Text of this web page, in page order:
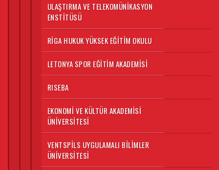
ULAŞTIRMA VE TELEKOMÜNIKASYON
ENSTITÜSÜ
RIGA HUKUK YÜKSEK EĞITIM OKULU
LETONYA SPOR EĞITIM AKADEMISI
RISEBA
EKONOMI VE KÜLTÜR AKADEMISI
ÜNIVERSITESI
VENTSPILS UYGULAMALI BILIMLER
ÜNIVERSITESI